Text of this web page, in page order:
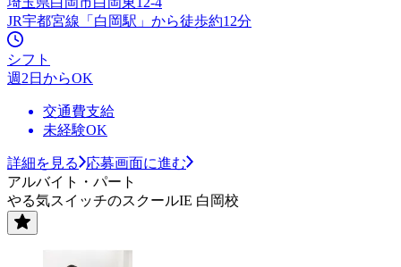
JR宇都宮線「白岡駅」から徒歩約12分
シフト
週2日からOK
交通費支給
未経験OK
詳細を見る
応募画面に進む
アルバイト・パート
やる気スイッチのスクールIE 白岡校